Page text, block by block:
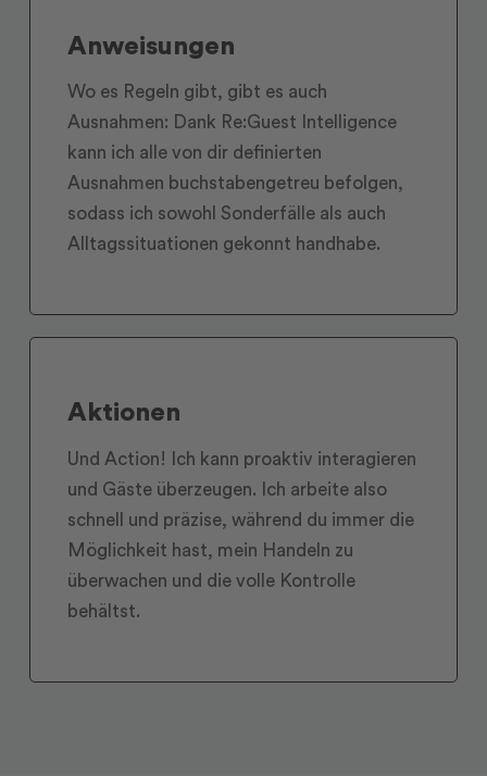
Anweisungen
Wo es Regeln gibt, gibt es auch
Ausnahmen: Dank Re:Guest Intelligence
kann ich alle von dir definierten
Ausnahmen buchstabengetreu befolgen,
sodass ich sowohl Sonderfälle als auch
Alltagssituationen gekonnt handhabe.
Aktionen
Und Action! Ich kann proaktiv interagieren
und Gäste überzeugen. Ich arbeite also
schnell und präzise, während du immer die
Möglichkeit hast, mein Handeln zu
überwachen und die volle Kontrolle
behältst.